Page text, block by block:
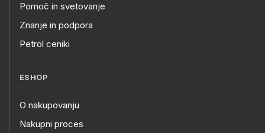
Pomoč in svetovanje
Znanje in podpora
Petrol ceniki
ESHOP
O nakupovanju
Nakupni proces